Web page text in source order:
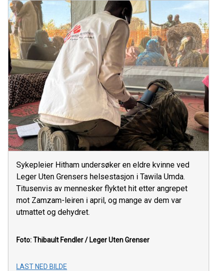
Sykepleier Hitham undersøker en eldre kvinne ved
Leger Uten Grensers helsestasjon i Tawila Umda.
Titusenvis av mennesker flyktet hit etter angrepet
mot Zamzam-leiren i april, og mange av dem var
utmattet og dehydret.
Foto: Thibault Fendler / Leger Uten Grenser
LAST NED BILDE